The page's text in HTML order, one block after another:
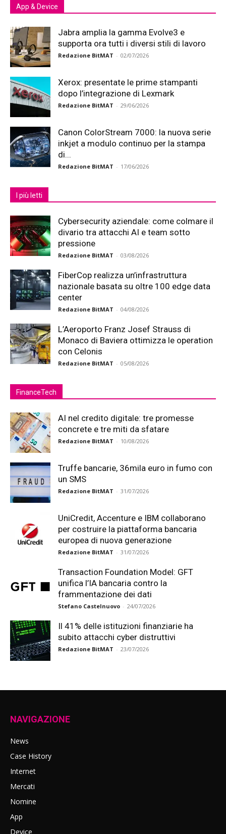
App & Device
Jabra amplia la gamma Evolve3 e
supporta ora tutti i diversi stili di lavoro
Redazione BitMAT - 02/07/2026
Xerox: presentate le prime stampanti
dopo l’integrazione di Lexmark
Redazione BitMAT - 29/06/2026
Canon ColorStream 7000: la nuova serie
inkjet a modulo continuo per la stampa
di...
Redazione BitMAT - 17/06/2026
I più letti
Cybersecurity aziendale: come colmare il
divario tra attacchi AI e team sotto
pressione
Redazione BitMAT - 03/08/2026
FiberCop realizza un’infrastruttura
nazionale basata su oltre 100 edge data
center
Redazione BitMAT - 04/08/2026
L’Aeroporto Franz Josef Strauss di
Monaco di Baviera ottimizza le operation
con Celonis
Redazione BitMAT - 05/08/2026
FinanceTech
AI nel credito digitale: tre promesse
concrete e tre miti da sfatare
Redazione BitMAT - 10/08/2026
Truffe bancarie, 36mila euro in fumo con
un SMS
Redazione BitMAT - 31/07/2026
UniCredit, Accenture e IBM collaborano
per costruire la piattaforma bancaria
europea di nuova generazione
Redazione BitMAT - 31/07/2026
Transaction Foundation Model: GFT
unifica l’IA bancaria contro la
frammentazione dei dati
Stefano Castelnuovo - 24/07/2026
Il 41% delle istituzioni finanziarie ha
subito attacchi cyber distruttivi
Redazione BitMAT - 23/07/2026
NAVIGAZIONE
News
Case History
Internet
Mercati
Nomine
App
Device